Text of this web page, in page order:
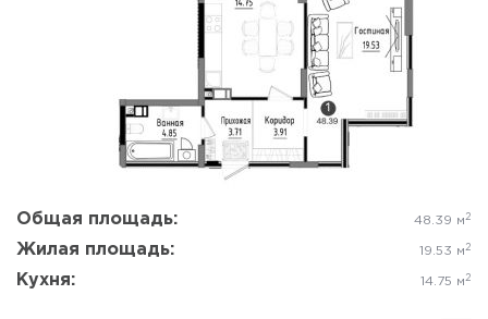
Общая площадь: 48.39 м 2
Жилая площадь: 19.53 м 2
Кухня: 14.75 м 2
Да, удалить Отмена